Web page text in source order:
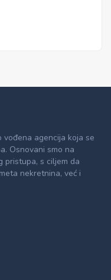
vođena agencija koja se
Osnovani smo na
pristupa, s ciljem da
nekretnina, već i